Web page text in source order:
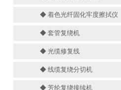
◆ 着色光纤固化牢度擦拭仪
◆ 套管复绕机
◆ 光缆修复线
◆ 线缆复绕分切机
◆ 芳纶复绕接续机